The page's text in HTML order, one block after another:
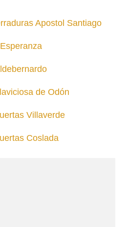
Apostol Santiago
de Odón
Villaverde
Coslada